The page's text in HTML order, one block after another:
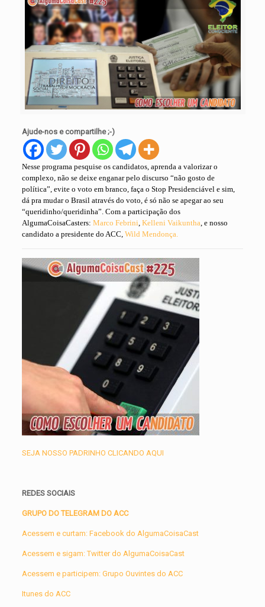
Ajude-nos e compartilhe ;-)
Nesse programapesquise os candidatos, aprenda a valorizar o
complexo, não se deixe enganar pelo discurso “não gosto de
política”, evite o voto em branco, faça o Stop Presidenciável e sim,
dá pra mudar o Brasil através do voto, é só não se apegar ao seu
“queridinho/queridinha”. Com a participação dos
AlgumaCoisaCasters:Marco Febrini,Kelleni Vaikuntha, e nosso
candidato a presidente do ACC,Wild Mendonça.
SEJA NOSSO PADRINHO CLICANDO AQUI
REDES SOCIAIS
GRUPO DO TELEGRAM DO ACC
Acessem e curtam: Facebook do AlgumaCoisaCast
Acessem e sigam: Twitter do AlgumaCoisaCast
Acessem e participem: Grupo Ouvintes do ACC
Itunes do ACC